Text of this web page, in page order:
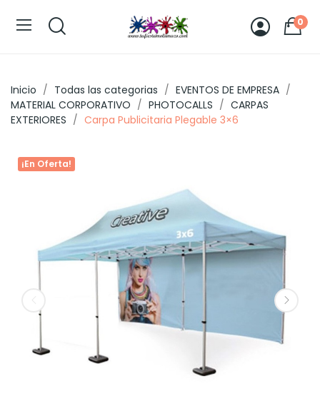
0
Inicio Todas las categorias
EVENTOS DE EMPRESA
MATERIAL CORPORATIVO
PHOTOCALLS
CARPAS
EXTERIORES
Carpa Publicitaria Plegable 3×6
¡En Oferta!